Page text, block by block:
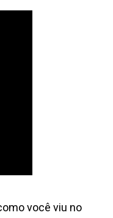
você viu no